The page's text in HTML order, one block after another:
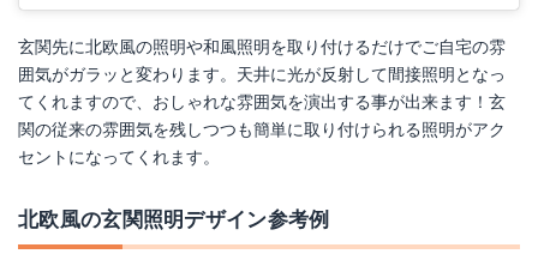
玄関先に北欧風の照明や和風照明を取り付けるだけでご自宅の雰
囲気がガラッと変わります。天井に光が反射して間接照明となっ
てくれますので、おしゃれな雰囲気を演出する事が出来ます！玄
関の従来の雰囲気を残しつつも簡単に取り付けられる照明がアク
セントになってくれます。
北欧風の玄関照明デザイン参考例